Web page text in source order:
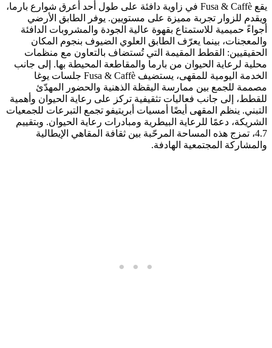
يقع Fusa & Caffè في زاوية دافئة على طول أحد أعرق شوارع بارما،
ويقدم للزوار تجربة مميزة على مستويين. يوفر الطابق الأرضي
أجواءً حميمية للاستمتاع بقهوة عالية الجودة والمشروبات الدافئة
والمعجنات، بينما يعرّف الطابق العلوي الضيوف بنجوم المكان
الحقيقيين: القطط المقيمة التي تُستضاف بالتعاون مع منظمات
محلية لرعاية الحيوان من بارما والمقاطعة المحيطة بها. إلى جانب
الخدمة اليومية للمقهى، يستضيف Fusa & Caffè جلسات يوغا
مصممة للجمع بين ممارسة اليقظة الذهنية والحضور المهدّئ
للقطط، إلى جانب فعاليات تثقيفية تركز على رعاية الحيوان وأهمية
التبني. ينظم المقهى أيضًا أمسيات أبريتيفو تجمع التبرعات للجمعيات
الشريكة، دعمًا للرعاية البيطرية ومبادرات رعاية الحيوان. وبتقييم
4.7، تمزج هذه المساحة المرحّبة بين ثقافة المقاهي الإيطالية
والمشاركة المجتمعية الهادفة.